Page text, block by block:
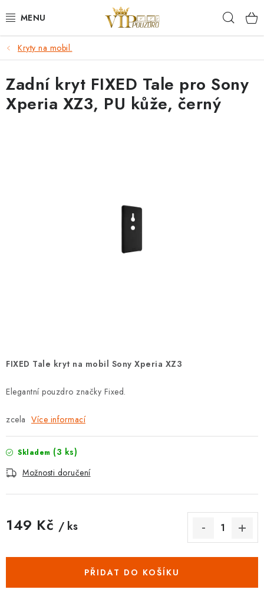
na
KRYTY NA MOBIL.
OCHRANA DISPLEJE - SKLO A FÓLIE
KABELY A NABÍJEČKY
OBCHODNÍ PODMÍNKY
OCHRANA OSOBNÍCH ÚDAJŮ
HODNOCENÍ OBCHODU
VRÁCENÍ ZBOŽÍ A REKLAMACE
Doprava a platba
Kryty na mobil.
FIXED Tale kryt na mobil Sony Xperia XZ3
Elegantní pouzdro značky Fixed.
zcela Více informací
Skladem (3 ks)
Možnosti doručení
149 Kč / ks
PŘIDAT DO KOŠÍKU
Zadní kryt FIXED Tale pro Sony
Xperia XZ3, PU kůže, černý